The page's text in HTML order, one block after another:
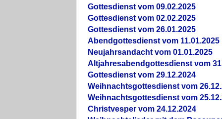
Gottesdienst vom 09.02.2025
Gottesdienst vom 02.02.2025
Gottesdienst vom 26.01.2025
Abendgottesdienst vom 11.01.2025
Neujahrsandacht vom 01.01.2025
Altjahresabendgottesdienst vom
Gottesdienst vom 29.12.2024
Weihnachtsgottesdienst vom
Weihnachtsgottesdienst vom
Christvesper vom 24.12.2024